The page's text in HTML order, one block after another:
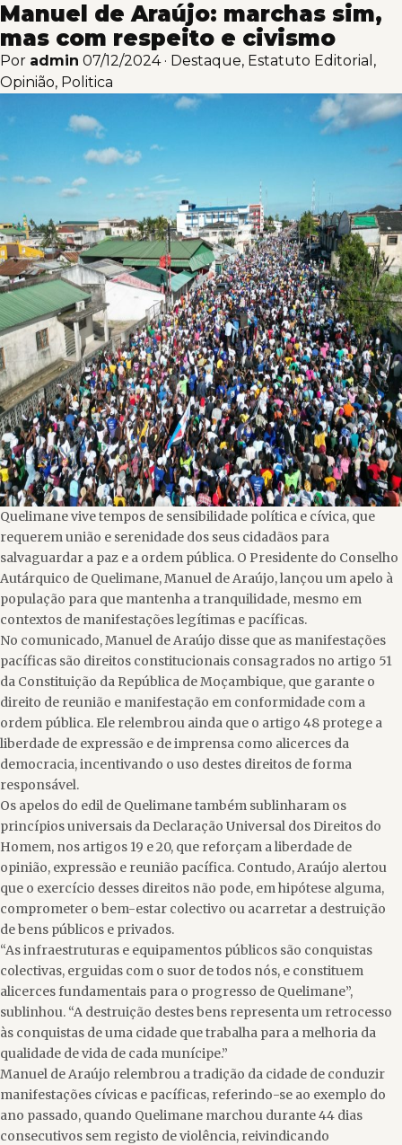
Manuel de Araújo: marchas sim,
mas com respeito e civismo
Por admin 07/12/2024 · Destaque, Estatuto Editorial ,
Opinião, Politica
Quelimane vive tempos de sensibilidade política e cívica, que
requerem união e serenidade dos seus cidadãos para
salvaguardar a paz e a ordem pública. O Presidente do Conselho
Autárquico de Quelimane, Manuel de Araújo, lançou um apelo à
população para que mantenha a tranquilidade, mesmo em
contextos de manifestações legítimas e pacíficas.
No comunicado, Manuel de Araújo disse que as manifestações
pacíficas são direitos constitucionais consagrados no artigo 51
da Constituição da República de Moçambique, que garante o
direito de reunião e manifestação em conformidade com a
ordem pública. Ele relembrou ainda que o artigo 48 protege a
liberdade de expressão e de imprensa como alicerces da
democracia, incentivando o uso destes direitos de forma
responsável.
Os apelos do edil de Quelimane também sublinharam os
princípios universais da Declaração Universal dos Direitos do
Homem, nos artigos 19 e 20, que reforçam a liberdade de
opinião, expressão e reunião pacífica. Contudo, Araújo alertou
que o exercício desses direitos não pode, em hipótese alguma,
comprometer o bem-estar colectivo ou acarretar a destruição
de bens públicos e privados.
“As infraestruturas e equipamentos públicos são conquistas
colectivas, erguidas com o suor de todos nós, e constituem
alicerces fundamentais para o progresso de Quelimane”,
sublinhou. “A destruição destes bens representa um retrocesso
às conquistas de uma cidade que trabalha para a melhoria da
qualidade de vida de cada munícipe.”
Manuel de Araújo relembrou a tradição da cidade de conduzir
manifestações cívicas e pacíficas, referindo-se ao exemplo do
ano passado, quando Quelimane marchou durante 44 dias
consecutivos sem registo de violência, reivindicando